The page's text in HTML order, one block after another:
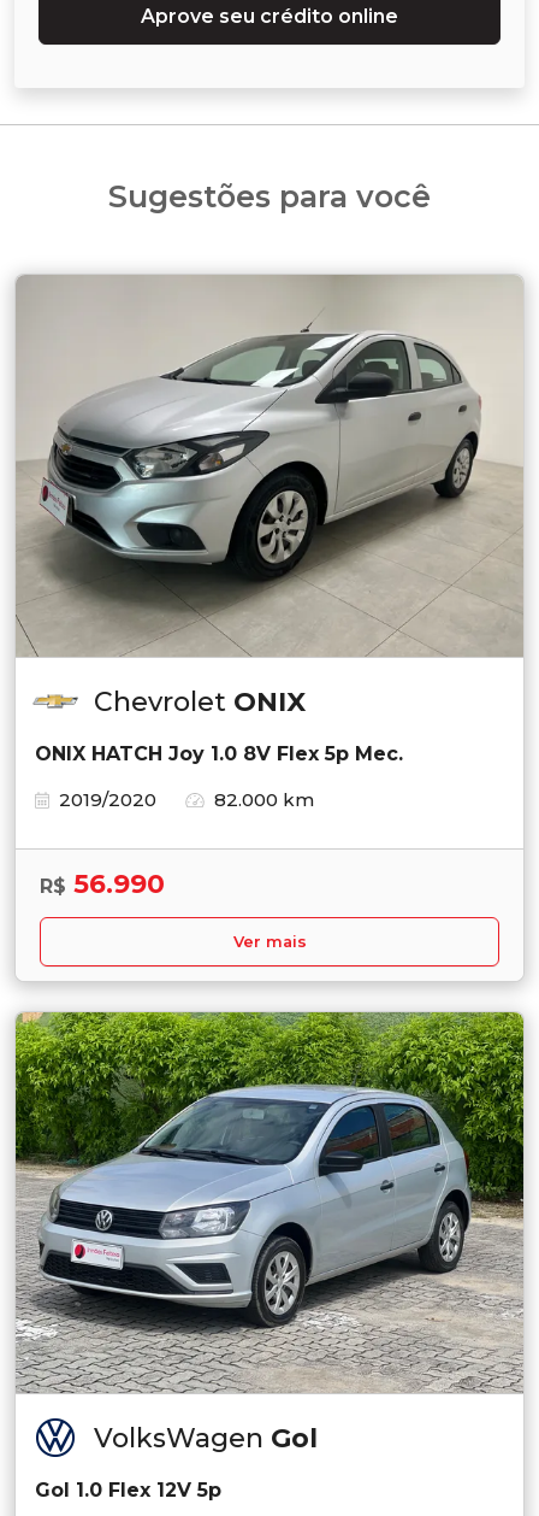
Aprove seu crédito online
Sugestões para você
Chevrolet ONIX
ONIX HATCH Joy 1.0 8V Flex 5p Mec.
2019/2020
82.000 km
R$ 56.990
Ver mais
VolksWagen Gol
Gol 1.0 Flex 12V 5p